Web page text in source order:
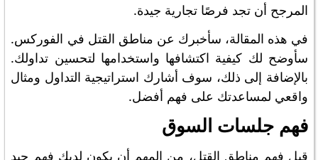
المرجح أن تجد فرصًا تجارية جيدة.
في هذه المقالة، سأخبرك عن مناطق القتل في الفوركس.
سأوضح لك كيفية اكتشافها واستخدامها لتحسين تداولك.
بالإضافة إلى ذلك، سوف أشارك استراتيجية التداول ومثال
واقعي لمساعدتك على فهم أفضل.
فهم جلسات السوق
قبل فهم مناطق القتل، من المهم أن يكون لديك فهم جيد